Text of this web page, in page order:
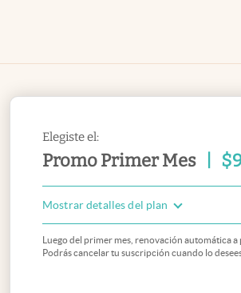
Elegiste el:
Promo Primer Mes $
Mostrar detalles del plan
Luego del primer mes, renovación automática a
Podrás cancelar tu suscripción cuando lo